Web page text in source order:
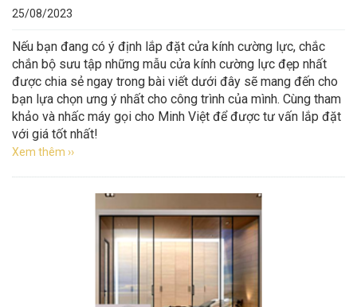
25/08/2023
Nếu bạn đang có ý định lắp đặt cửa kính cường lực, chắc
chắn bộ sưu tập những mẫu cửa kính cường lực đẹp nhất
được chia sẻ ngay trong bài viết dưới đây sẽ mang đến cho
bạn lựa chọn ưng ý nhất cho công trình của mình. Cùng tham
khảo và nhấc máy gọi cho Minh Việt để được tư vấn lắp đặt
với giá tốt nhất!
Xem thêm ››